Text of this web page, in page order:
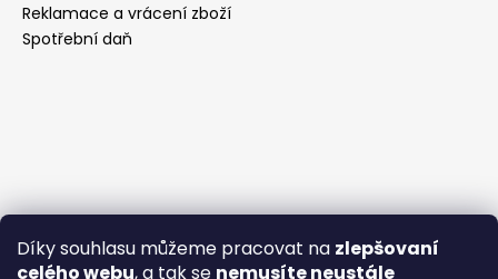
Díky souhlasu můžeme pracovat na zlepšovaní
celého webu, a tak se nemusíte neustále
Reklamace a vrácení zboží
Spotřební daň